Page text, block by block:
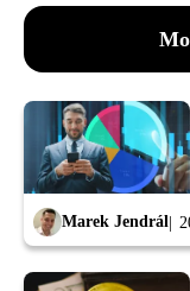
Marek Jendrál